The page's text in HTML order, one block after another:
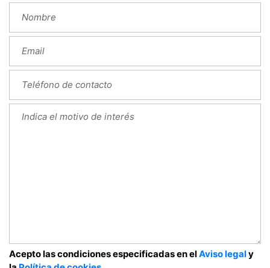
Acepto las condiciones especificadas en elAviso legaly